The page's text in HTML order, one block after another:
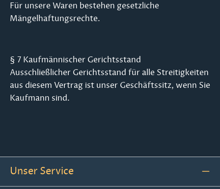
Für unsere Waren bestehen gesetzliche
Mängelhaftungsrechte.
§ 7 Kaufmännischer Gerichtsstand
Ausschließlicher Gerichtsstand für alle Streitigkeiten
aus diesem Vertrag ist unser Geschäftssitz, wenn Sie
Kaufmann sind.
Unser Service